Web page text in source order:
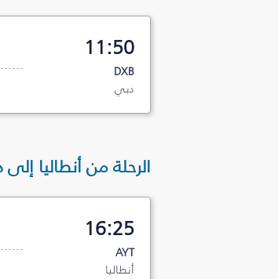
11:50
DXB
دبي
الرحلة من أنطاليا
16:25
AYT
أنطاليا